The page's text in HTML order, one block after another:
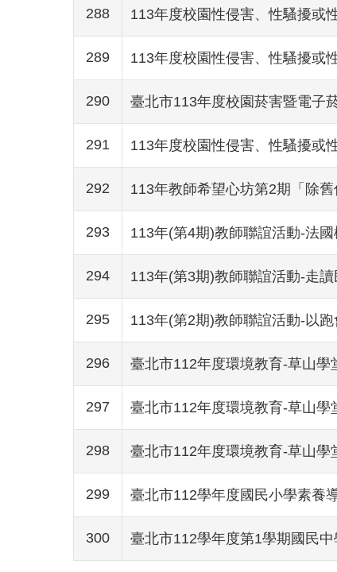
288 113年度校園性侵害、性騷擾或
289 113年度校園性侵害、性騷擾或
290 臺北市113年度校園菸害暨電子
291 113年度校園性侵害、性騷擾或
292 113年教師希望心坊第2期「除
293 113年(第4期)教師聯誼活動-法
294 113年(第3期)教師聯誼活動-走
295 113年(第2期)教師聯誼活動-以
296 臺北市112年度環境教育-草山
297 臺北市112年度環境教育-草山
298 臺北市112年度環境教育-草山
299 臺北市112學年度國民小學素養
300 臺北市112學年度第1學期國民